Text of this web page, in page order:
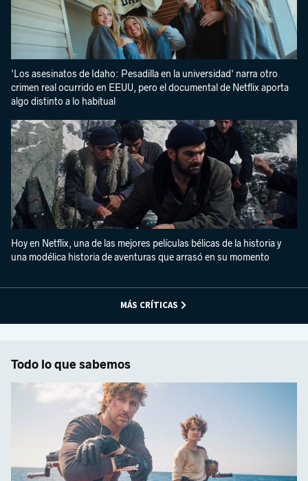
'Los asesinatos de Idaho: Pesadilla en la universidad' narra otro
crimen real ocurrido en EEUU, pero el documental de Netflix aporta
algo distinto a lo habitual
Hoy en Netflix, una de las mejores películas bélicas de la historia y
una modélica historia de aventuras que arrasó en su momento
MÁS CRÍTICAS
Todo lo que sabemos